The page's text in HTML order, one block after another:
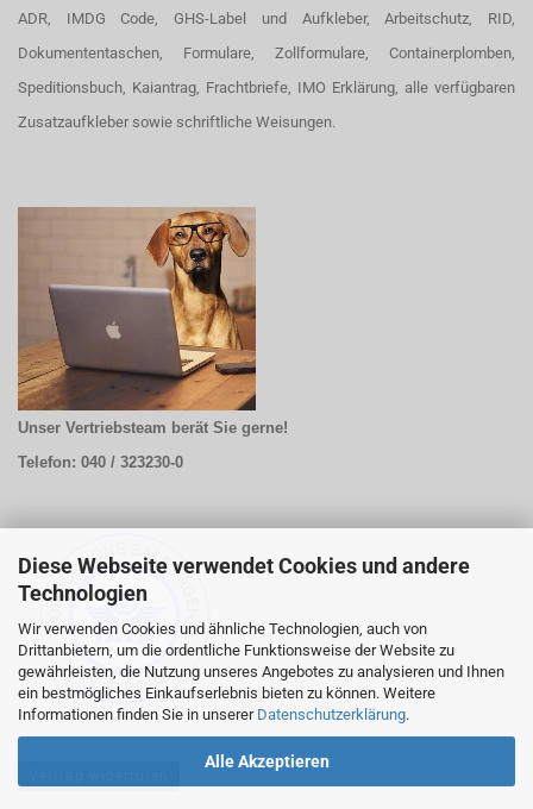
Diese Webseite verwendet Cookies und andere
Technologien
Wir verwenden Cookies und ähnliche Technologien, auch von
Drittanbietern, um die ordentliche Funktionsweise der Website zu
gewährleisten, die Nutzung unseres Angebotes zu analysieren und Ihnen
ein bestmögliches Einkaufserlebnis bieten zu können. Weitere
Informationen finden Sie in unserer Datenschutzerklärung.
Alle Akzeptieren
ADR, IMDG Code, GHS-Label und Aufkleber, Arbeitschutz, RID,
Dokumententaschen, Formulare, Zollformulare, Containerplomben,
Speditionsbuch, Kaiantrag, Frachtbriefe, IMO Erklärung, alle verfügbaren
Zusatzaufkleber sowie schriftliche Weisungen.
Unser Vertriebsteam berät Sie gerne!
Telefon: 040 / 323230-0